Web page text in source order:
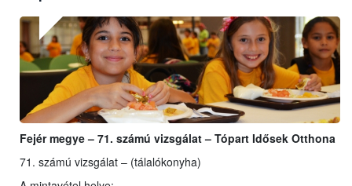
Fejér megye – 71. számú vizsgálat – Tópart Idősek Otthona
71. számú vizsgálat – (tálalókonyha)